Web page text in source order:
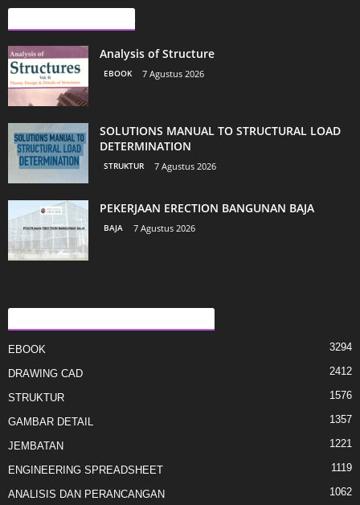
ARTIKEL LAINNYA
Analysis of Structure
EBOOK 7 Agustus 2026
SOLUTIONS MANUAL TO STRUCTURAL LOAD
DETERMINATION
STRUKTUR 7 Agustus 2026
PEKERJAAN ERECTION BANGUNAN BAJA
BAJA 7 Agustus 2026
KATEGORI E POPULLARIZUAR
EBOOK 3294
DRAWING CAD 2412
STRUKTUR 1576
GAMBAR DETAIL 1357
JEMBATAN 1221
ENGINEERING SPREADSHEET 1119
ANALISIS DAN PERANCANGAN 1062